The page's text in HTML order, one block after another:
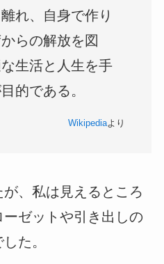
れ、自身で作り
らの解放を図
生活と人生を手
的である。
Wikipediaより
、私は見えるところ
ゼットや引き出しの
た。